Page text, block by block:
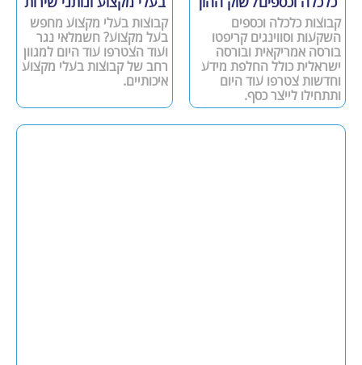
קבוצות כלכלה וכספים
השקעות וסווינגים קריפטו
בורסה אמריקאית ובורסה
ישראלית כולל החלפת מידע
וחדשות צטרפו עוד היום
ותתחילו לייצר כסף.
קבוצות בעלי מקצוע מחפש
בעל מקצוע? חשמלאי נגר
ועוד הצטרפו עוד היום למגוון
רחב של קבוצות בעלי מקצוע
איכותיים.